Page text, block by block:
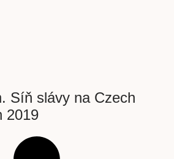
Síň slávy na Czech
2019